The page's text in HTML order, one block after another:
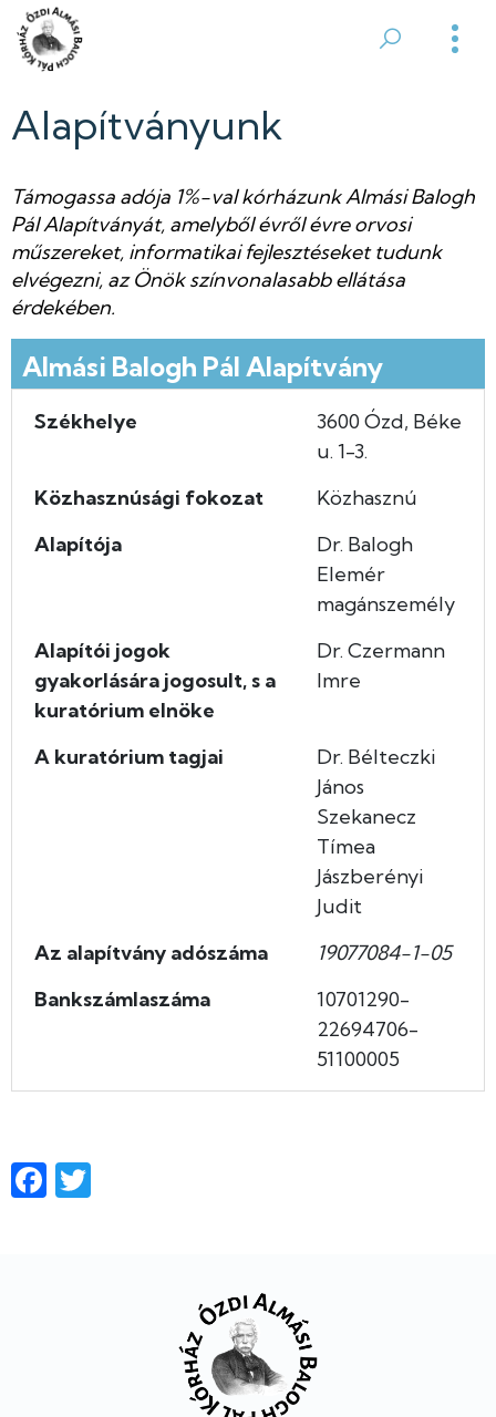
Ugrás
tartalomraÓzdi
Almási
Balogh
Pál
Kórház
Alapítványunk
Támogassa adója 1%-val kórházunk Almási Balogh
Pál Alapítványát, amelyből évről évre orvosi
műszereket, informatikai fejlesztéseket tudunk
elvégezni, az Önök színvonalasabb ellátása
érdekében.
Almási Balogh Pál Alapítvány
Székhelye
3600 Ózd, Béke
u. 1-3.
Közhasznúsági fokozat
Közhasznú
Alapítója
Dr. Balogh
Elemér
magánszemély
Alapítói jogok
gyakorlására jogosult, s a
kuratórium elnöke
Dr. Czermann
Imre
A kuratórium tagjai
Dr. Bélteczki
János
Szekanecz
Tímea
Jászberényi
Judit
Az alapítvány adószáma
19077084-1-05
Bankszámlaszáma
10701290-
22694706-
51100005
Facebook